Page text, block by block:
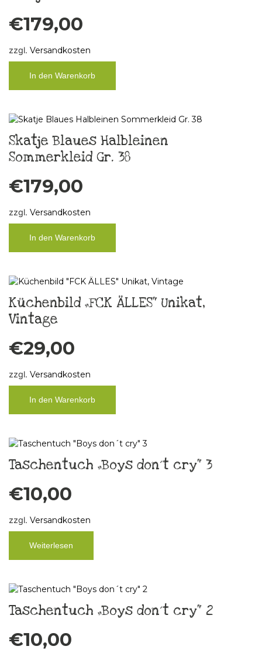
€179,00
zzgl. Versandkosten
In den Warenkorb
Skatje Blaues Halbleinen
Sommerkleid Gr. 38
€179,00
zzgl. Versandkosten
In den Warenkorb
Küchenbild „FCK ÄLLES“ Unikat,
Vintage
€29,00
zzgl. Versandkosten
In den Warenkorb
Taschentuch „Boys don´t cry“ 3
€10,00
zzgl. Versandkosten
Weiterlesen
Taschentuch „Boys don´t cry“ 2
€10,00